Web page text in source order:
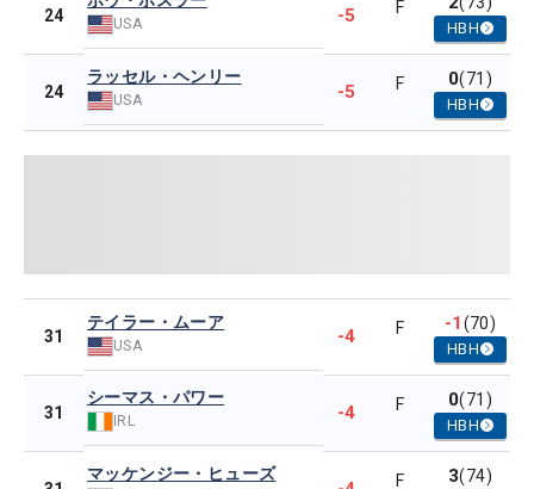
24 USA -5 F
HBH
24
ラッセル・ヘンリー
USA -5 F 0(71)
HBH
31
テイラー・ムーア
USA -4 F -1(70)
HBH
31
シーマス・パワー
IRL -4 F 0(71)
HBH
マッケンジー・ヒューズ F 3(74)